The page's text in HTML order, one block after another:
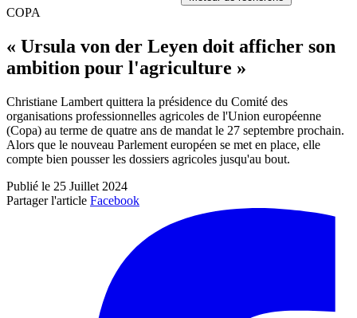
COPA
« Ursula von der Leyen doit afficher son
ambition pour l'agriculture »
Christiane Lambert quittera la présidence du Comité des
organisations professionnelles agricoles de l'Union européenne
(Copa) au terme de quatre ans de mandat le 27 septembre prochain.
Alors que le nouveau Parlement européen se met en place, elle
compte bien pousser les dossiers agricoles jusqu'au bout.
Publié le 25 Juillet 2024
Partager l'article Facebook